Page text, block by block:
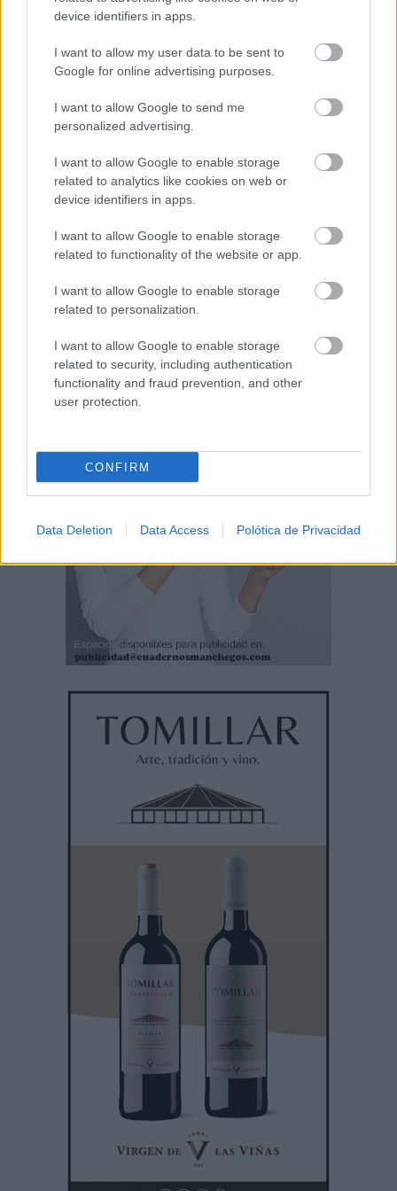
device identifiers in apps.
I want to allow my user data to be sent to
Google for online advertising purposes.
I want to allow Google to send me
personalized advertising.
I want to allow Google to enable storage
related to analytics like cookies on web or
device identifiers in apps.
I want to allow Google to enable storage
related to functionality of the website or app.
I want to allow Google to enable storage
related to personalization.
I want to allow Google to enable storage
related to security, including authentication
functionality and fraud prevention, and other
user protection.
CONFIRM
Data Deletion Data Access Polótica de Privacidad